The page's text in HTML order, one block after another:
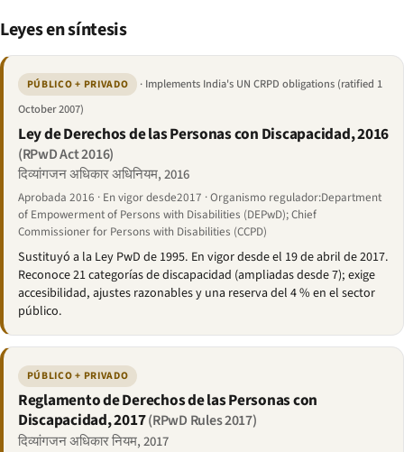
Leyes en síntesis
PÚBLICO + PRIVADO
· Implements India's UN CRPD obligations (ratified 1
October 2007)
Ley de Derechos de las Personas con Discapacidad, 2016
(RPwD Act 2016)
दिव्यांगजन अधिकार अधिनियम, 2016
Aprobada 2016 · En vigor desde2017 · Organismo regulador:Department
of Empowerment of Persons with Disabilities (DEPwD); Chief
Commissioner for Persons with Disabilities (CCPD)
Sustituyó a la Ley PwD de 1995. En vigor desde el 19 de abril de 2017.
Reconoce 21 categorías de discapacidad (ampliadas desde 7); exige
accesibilidad, ajustes razonables y una reserva del 4 % en el sector
público.
PÚBLICO + PRIVADO
Reglamento de Derechos de las Personas con
Discapacidad, 2017(RPwD Rules 2017)
दिव्यांगजन अधिकार नियम, 2017